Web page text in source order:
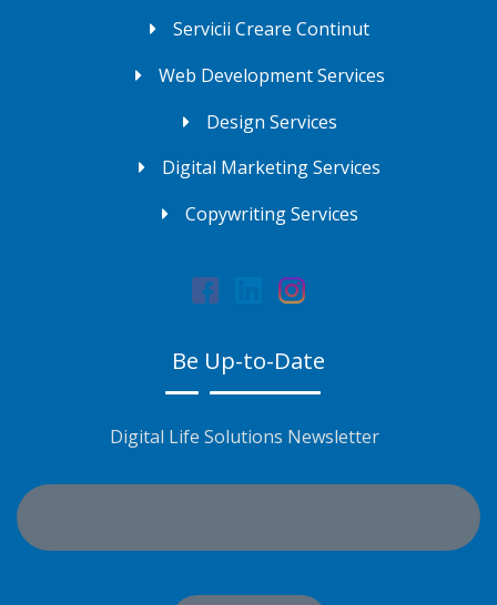
Servicii Creare Continut
Web Development Services
Design Services
Digital Marketing Services
Copywriting Services
Be Up-to-Date
Digital Life Solutions Newsletter